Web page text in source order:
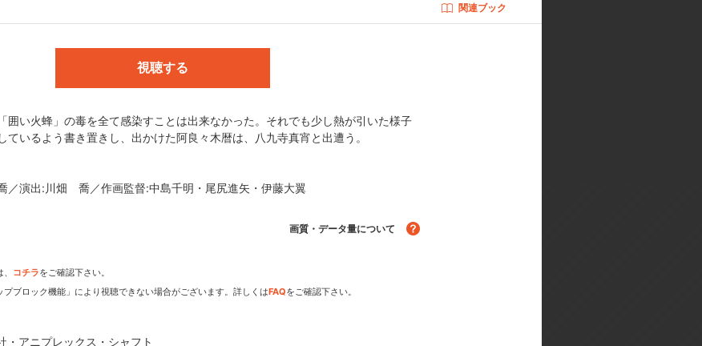
キャラクター原案:VOFAN／監督:新房昭之／シリーズ構成:東冨耶子・新房昭之／キャラクターデザ
:杉山延寛・山村洋貴／シリーズディレクター:板村智幸／音楽:神前 暁／音響監督:鶴岡陽太／美術設
武内宣之／美術監督:飯島寿治／カラーデザイン:滝沢いづみ／色彩設定:日比野仁／ビジュアルエフェ
:松原理恵／アニメーション制作:シャフト
シャフト
ニメがいち早く見られる！
関連ブック
視聴する
囲い火蜂」の毒を全て感染すことは出来なかった。それでも少し熱が引いた様子
ているよう書き置きし、出かけた阿良々木暦は、八九寺真宵と出遭う。
演出:川畑 喬／作画監督:中島千明・尾尻進矢・伊藤大翼
画質・データ量について
コチラをご確認下さい。
プブロック機能」により視聴できない場合がございます。詳しくはFAQをご確認下さい。
アニプレックス・シャフト